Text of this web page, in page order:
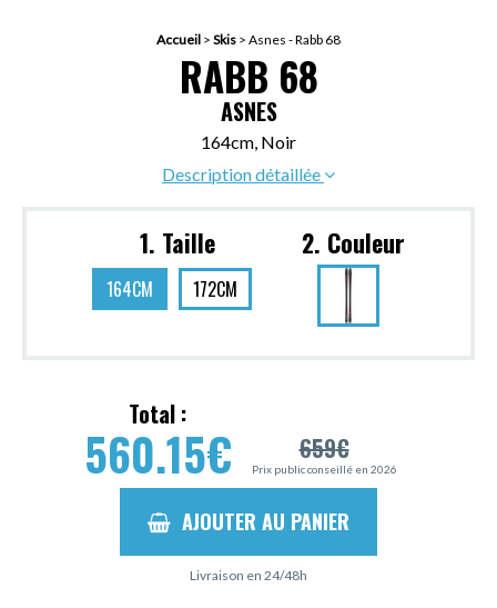
Accueil > Skis > Asnes - Rabb 68
RABB 68
ASNES
164cm, Noir
Description détaillée
1. Taille
164CM 172CM
2. Couleur
Total :
560.15€ 659€
Prix public conseillé en 2026
AJOUTER AU PANIER
Livraison en 24/48h